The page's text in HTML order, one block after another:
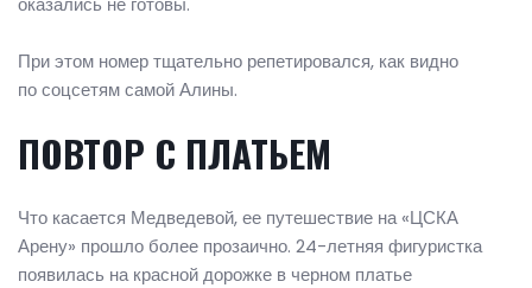
При этом номер тщательно репетировался, как видно
по соцсетям самой Алины.
ПОВТОР С ПЛАТЬЕМ
Что касается Медведевой, ее путешествие на «ЦСКА
Арену» прошло более прозаично. 24-летняя фигуристка
появилась на красной дорожке в черном платье